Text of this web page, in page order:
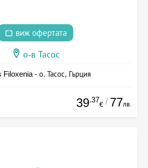
виж офертата
о-в Тасос
Filoxenia - о. Тасос, Гърция
39.37
€ / 77лв.